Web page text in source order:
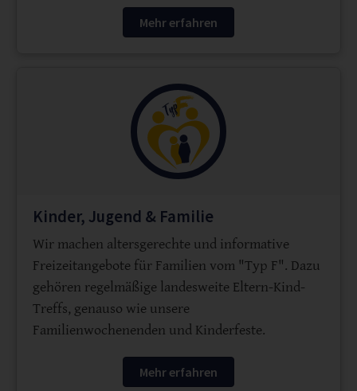
Mehr erfahren
Kinder, Jugend & Familie
Wir machen altersgerechte und informative
Freizeitangebote für Familien vom "Typ F". Dazu
gehören regelmäßige landesweite Eltern-Kind-
Treffs, genauso wie unsere
Familienwochenenden und Kinderfeste.
Mehr erfahren